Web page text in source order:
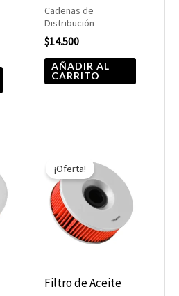
Cadenas de
Distribución
$14.500
AÑADIR AL
CARRITO
¡Oferta!
Filtro de Aceite
precio
original
era:
$10.890.
actual
es:
$5.445.